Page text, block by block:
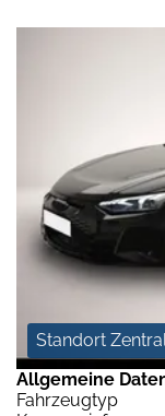
Standort
Allgemeine
Fahrzeugtyp